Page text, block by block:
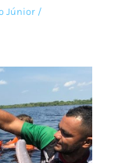
Júnior /